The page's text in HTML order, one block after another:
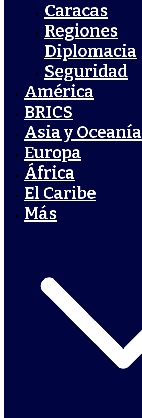
Caracas
Regiones
Diplomacia
Seguridad
América
BRICS
Asia y Oceanía
Europa
África
El Caribe
Más